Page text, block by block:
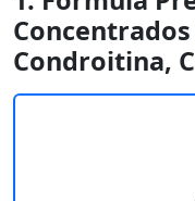
Condroitina, C